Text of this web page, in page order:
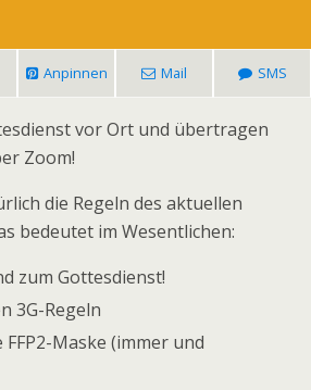
Anpinnen Mail SMS
vor Ort und übertragen
Zoom!
die Regeln des aktuellen
bedeutet im Wesentlichen:
zum Gottesdienst!
3G-Regeln
Maske (immer und